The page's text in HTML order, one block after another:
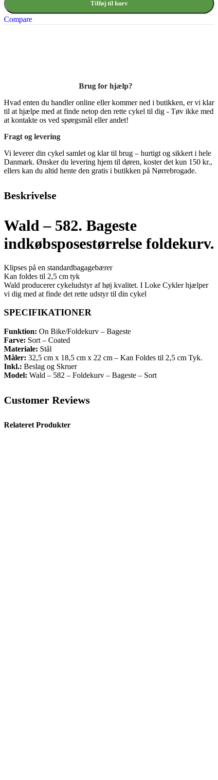
Tilføj til kurv
Compare
Brug for hjælp?
Hvad enten du handler online eller kommer ned i butikken, er vi klar
til at hjælpe med at finde netop den rette cykel til dig - Tøv ikke med
at kontakte os ved spørgsmål eller andet!
Fragt og levering
Vi leverer din cykel samlet og klar til brug – hurtigt og sikkert i hele
Danmark. Ønsker du levering hjem til døren, koster det kun 150 kr.,
ellers kan du altid hente den gratis i butikken på Nørrebrogade.
Beskrivelse
Wald – 582. Bageste
indkøbsposestørrelse foldekurv.
Klipses på en standardbagagebærer
Kan foldes til 2,5 cm tyk
Wald producerer cykeludstyr af høj kvalitet. I Loke Cykler hjælper
vi dig med at finde det rette udstyr til din cykel
SPECIFIKATIONER
Funktion: On Bike/Foldekurv – Bageste
Farve: Sort – Coated
Materiale: Stål
Måler: 32,5 cm x 18,5 cm x 22 cm – Kan Foldes til 2,5 cm Tyk.
Inkl.: Beslag og Skruer
Model: Wald – 582 – Foldekurv – Bageste – Sort
Customer Reviews
Relateret Produkter